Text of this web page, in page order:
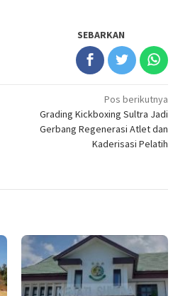
SEBARKAN
Pos berikutnya
Grading Kickboxing Sultra Jadi
Gerbang Regenerasi Atlet dan
Kaderisasi Pelatih